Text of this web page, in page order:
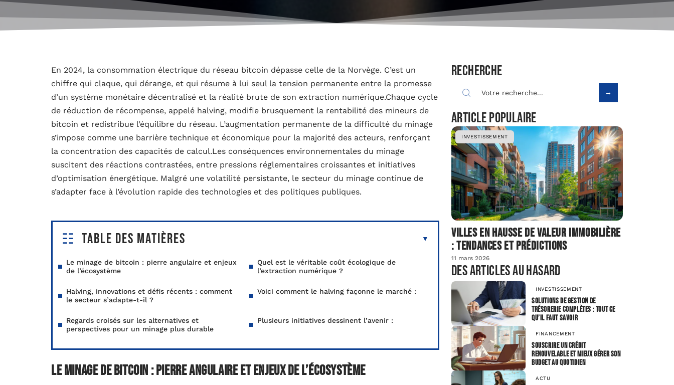
En 2024, la consommation électrique du réseau bitcoin dépasse celle de la Norvège. C’est un
chiffre qui claque, qui dérange, et qui résume à lui seul la tension permanente entre la promesse
d’un système monétaire décentralisé et la réalité brute de son extraction numérique.Chaque cycle
de réduction de récompense, appelé halving, modifie brusquement la rentabilité des mineurs de
bitcoin et redistribue l’équilibre du réseau. L’augmentation permanente de la difficulté du minage
s’impose comme une barrière technique et économique pour la majorité des acteurs, renforçant
la concentration des capacités de calcul.Les conséquences environnementales du minage
suscitent des réactions contrastées, entre pressions réglementaires croissantes et initiatives
d’optimisation énergétique. Malgré une volatilité persistante, le secteur du minage continue de
s’adapter face à l’évolution rapide des technologies et des politiques publiques.
Table des matières
Le minage de bitcoin : pierre angulaire et enjeux
de l’écosystème
Quel est le véritable coût écologique de
l’extraction numérique ?
Halving, innovations et défis récents : comment
le secteur s’adapte-t-il ?
Voici comment le halving façonne le marché :
Regards croisés sur les alternatives et
perspectives pour un minage plus durable
Plusieurs initiatives dessinent l’avenir :
Le minage de bitcoin : pierre angulaire et enjeux de l’écosystème
Recherche
Article populaire
INVESTISSEMENT
Villes en hausse de valeur immobilière
: tendances et prédictions
11 mars 2026
Des articles au hasard
INVESTISSEMENT
Solutions de gestion de
trésorerie complètes : tout ce
qu’il faut savoir
FINANCEMENT
Souscrire un crédit
renouvelable et mieux gérer son
budget au quotidien
ACTU